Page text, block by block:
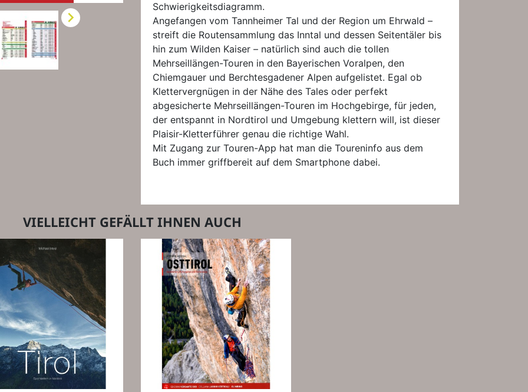

Schwierigkeitsdiagramm.
Angefangen vom Tannheimer Tal und der Region um Ehrwald –
streift die Routensammlung das Inntal und dessen Seitentäler bis
hin zum Wilden Kaiser – natürlich sind auch die tollen
Mehrseillängen-Touren in den Bayerischen Voralpen, den
Chiemgauer und Berchtesgadener Alpen aufgelistet. Egal ob
Klettervergnügen in der Nähe des Tales oder perfekt
abgesicherte Mehrseillängen-Touren im Hochgebirge, für jeden,
der entspannt in Nordtirol und Umgebung klettern will, ist dieser
Plaisir-Kletterführer genau die richtige Wahl.
Mit Zugang zur Touren-App hat man die Toureninfo aus dem
Buch immer griffbereit auf dem Smartphone dabei.
VIELLEICHT GEFÄLLT IHNEN AUCH